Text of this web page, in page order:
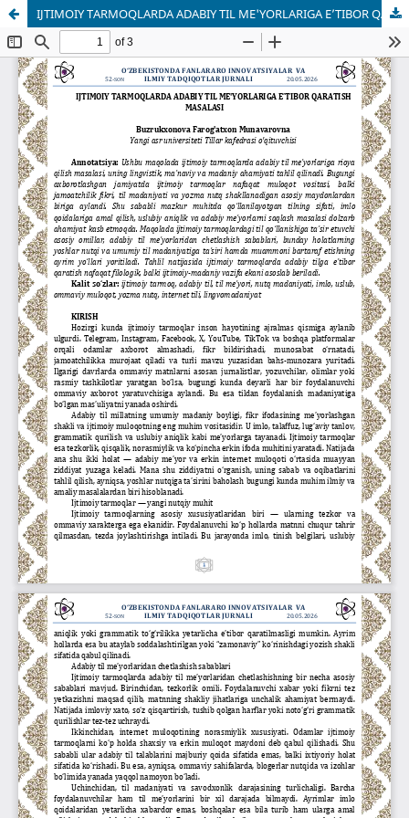
IJTIMOIY TARMOQLARDA ADABIY TIL ME'YORLARIGA E’TIBOR QARATISH MASALASI